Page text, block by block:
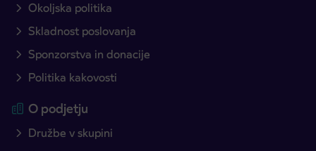
Okoljska politika
Skladnost poslovanja
Sponzorstva in donacije
Politika kakovosti
O podjetju
Družbe v skupini